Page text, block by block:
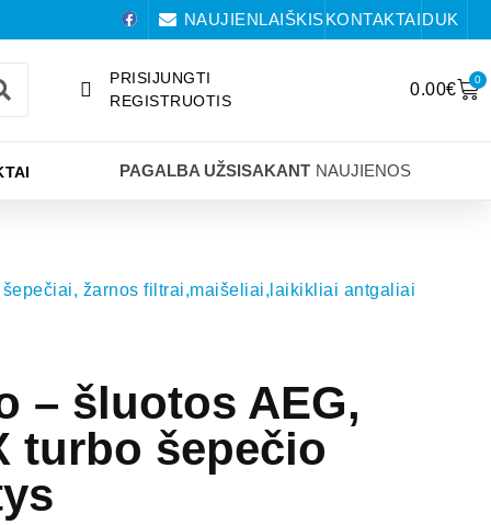
NAUJIENLAIŠKISKONTAKTAIDUK
PRISIJUNGTI
REGISTRUOTIS
0.00€
0
PAGALBA UŽSISAKANT NAUJIENOS
žarnos filtrai,maišeliai,laikikliai antgaliai
– šluotos AEG,
turbo šepečio